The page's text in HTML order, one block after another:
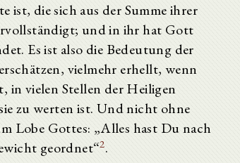
ist, die sich aus der Summe ihrer
und in ihr hat Gott
Es ist also die Bedeutung der
vielmehr erhellt, wenn
in vielen Stellen der Heiligen
zu werten ist. Und nicht ohne
Lobe Gottes: „Alles hast Du nach
geordnet“2.